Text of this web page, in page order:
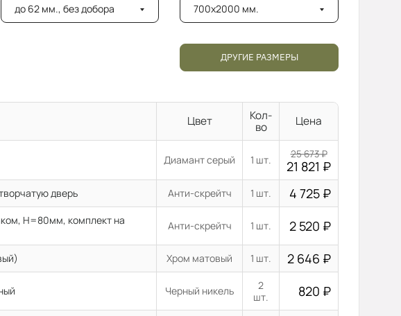
до 62 мм., без добора 700x2000 мм.
ДРУГИЕ РАЗМЕРЫ
Цвет
Кол-
во
Цена
Диамант серый 1 шт. 25 673₽
21 821 ₽
дверь Анти-скрейтч 1 шт. 4 725 ₽
H=80мм, комплект на
Анти-скрейтч 1 шт. 2 520 ₽
Хром матовый 1 шт. 2 646 ₽
Черный никель
2
шт.
820 ₽